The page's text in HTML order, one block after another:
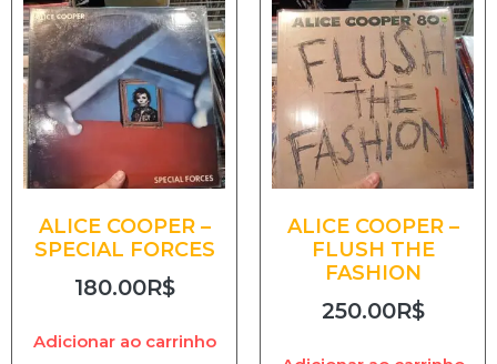
ALICE COOPER –
SPECIAL FORCES
180.00R$
Adicionar ao carrinho
ALICE COOPER –
FLUSH THE
FASHION
250.00R$